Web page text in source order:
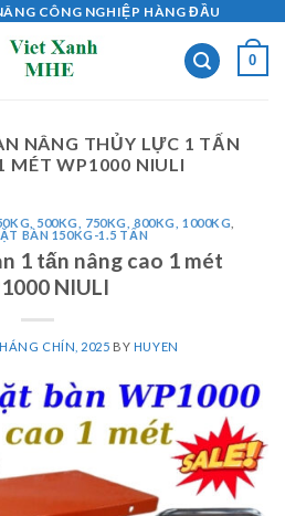
CÔNG NGHIỆP HÀNG ĐẦU
0
NÂNG THỦY LỰC 1 TẤN
MÉT WP1000 NIULI
500KG, 750KG, 800KG, 1000KG
BÀN 150KG-1.5 TẤN
1 tấn nâng cao 1 mét
NIULI
CHÍN, 2025 BY HUYEN